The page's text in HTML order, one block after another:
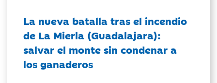
La nueva batalla tras el incendio
de La Mierla (Guadalajara):
salvar el monte sin condenar a
los ganaderos